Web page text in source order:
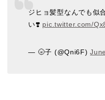
ジヒョ髪型なんでも似
い❣️ pic.twitter.com/
— 🌝子 (@Qni6F)